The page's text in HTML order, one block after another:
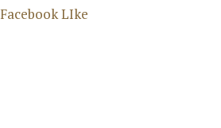
home
Facebook LIke